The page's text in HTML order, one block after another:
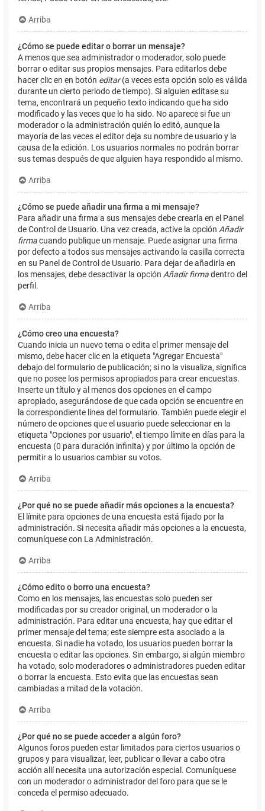
Arriba
¿Cómo se puede editar o borrar un mensaje?
A menos que sea administrador o moderador, solo puede
borrar o editar sus propios mensajes. Para editarlos debe
hacer clic en en botón editar(a veces esta opción solo es válida
durante un cierto periodo de tiempo). Si alguien editase su
tema, encontrará un pequeño texto indicando que ha sido
modificado y las veces que lo ha sido. No aparece si fue un
moderador o la administración quién lo editó, aunque la
mayoría de las veces el editor deja su nombre de usuario y la
causa de la edición. Los usuarios normales no podrán borrar
sus temas después de que alguien haya respondido al mismo.
Arriba
¿Cómo se puede añadir una firma a mi mensaje?
Para añadir una firma a sus mensajes debe crearla en el Panel
de Control de Usuario. Una vez creada, active la opción Añadir
firmacuando publique un mensaje. Puede asignar una firma
por defecto a todos sus mensajes activando la casilla correcta
en su Panel de Control de Usuario. Para dejar de añadirla en
los mensajes, debe desactivar la opción Añadir firmadentro del
perfil.
Arriba
¿Cómo creo una encuesta?
Cuando inicia un nuevo tema o edita el primer mensaje del
mismo, debe hacer clic en la etiqueta "Agregar Encuesta"
debajo del formulario de publicación; si no la visualiza, significa
que no posee los permisos apropiados para crear encuestas.
Inserte un título y al menos dos opciones en el campo
apropiado, asegurándose de que cada opción se encuentre en
la correspondiente línea del formulario. También puede elegir el
número de opciones que el usuario puede seleccionar en la
etiqueta "Opciones por usuario", el tiempo límite en días para la
encuesta (0 para duración infinita) y por último la opción de
permitir a lo usuarios cambiar su votos.
Arriba
¿Por qué no se puede añadir más opciones a la encuesta?
El límite para opciones de una encuesta está fijado por la
administración. Si necesita añadir más opciones a la encuesta,
comuníquese con La Administración.
Arriba
¿Cómo edito o borro una encuesta?
Como en los mensajes, las encuestas solo pueden ser
modificadas por su creador original, un moderador o la
administración. Para editar una encuesta, hay que editar el
primer mensaje del tema; este siempre esta asociado a la
encuesta. Si nadie ha votado, los usuarios pueden borrar la
encuesta o editar las opciones. Sin embargo, si algún miembro
ha votado, solo moderadores o administradores pueden editar
o borrar la encuesta. Esto evita que las encuestas sean
cambiadas a mitad de la votación.
Arriba
¿Por qué no se puede acceder a algún foro?
Algunos foros pueden estar limitados para ciertos usuarios o
grupos y para visualizar, leer, publicar o llevar a cabo otra
acción allí necesita una autorización especial. Comuníquese
con un moderador o administrador del foro para que se le
conceda el permiso adecuado.